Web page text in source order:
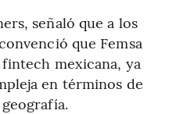
señaló que a los
que Femsa
mexicana, ya
en términos de